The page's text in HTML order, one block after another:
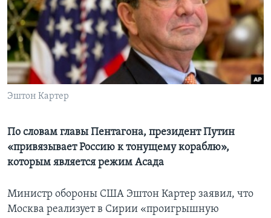
Learning English
СОЦИАЛЬНЫЕ СЕТИ
Эштон Картер
По словам главы Пентагона, президент Путин
«привязывает Россию к тонущему кораблю»,
которым является режим Асада
Министр обороны США Эштон Картер заявил, что
Москва реализует в Сирии «проигрышную